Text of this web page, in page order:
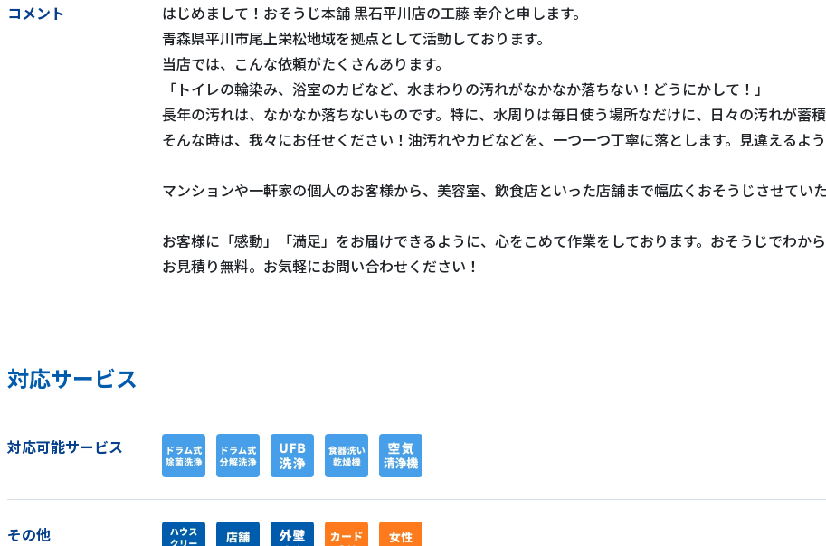
コメント
はじめまして！おそうじ本舗 黒石平川店の工藤 幸介と申します。
青森県平川市尾上栄松地域を拠点として活動しております。
当店では、こんな依頼がたくさんあります。
「トイレの輪染み、浴室のカビなど、水まわりの汚れがなかなか落ちない！どうにかして！」
長年の汚れは、なかなか落ちないものです。特に、水周りは毎日使う場所なだけに、日々の汚れが蓄
そんな時は、我々にお任せください！油汚れやカビなどを、一つ一つ丁寧に落とします。見違えるよ
マンションや一軒家の個人のお客様から、美容室、飲食店といった店舗まで幅広くおそうじさせていた
お客様に「感動」「満足」をお届けできるように、心をこめて作業をしております。おそうじでわか
お見積り無料。お気軽にお問い合わせください！
対応サービス
対応可能サービス
その他